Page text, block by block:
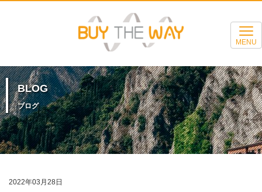
MENU
BLOG
ブログ
2022年03月28日